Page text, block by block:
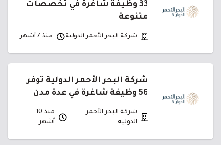
33 وظيفة شاغرة في تخصصات
متنوعة
شركة البحر الأحمر الدولية منذ 7 أشهر
شركة البحر الأحمر الدولية توفر
56 وظيفة شاغرة في عدة مدن
شركة البحر الأحمر
الدولية
منذ 10
أشهر